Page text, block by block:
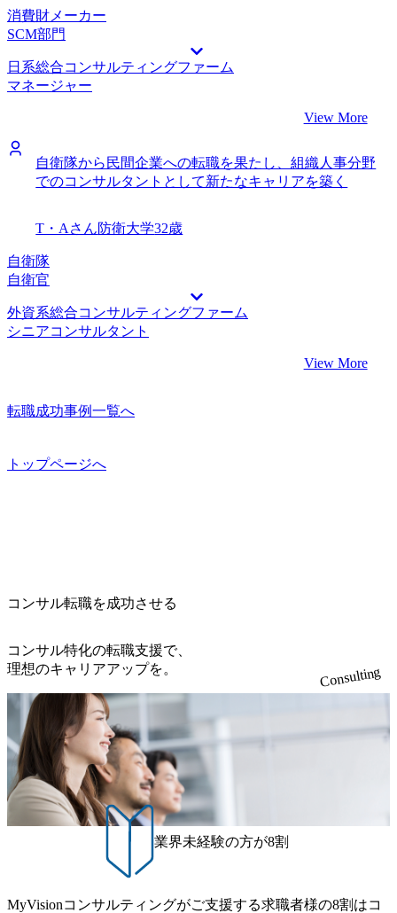
消費財メーカー
SCM部門
日系総合コンサルティングファーム
マネージャー
View More
自衛隊から民間企業への転職を果たし、組織人事分野
でのコンサルタントとして新たなキャリアを築く
T・Aさん防衛大学32歳
自衛隊
自衛官
外資系総合コンサルティングファーム
シニアコンサルタント
View More
転職成功事例一覧へ
トップページへ
コンサル転職を成功させる
コンサル特化の転職支援で、
理想のキャリアアップを。
Consulting
業界未経験の方が8割
MyVisionコンサルティングがご支援する求職者様の8割はコ